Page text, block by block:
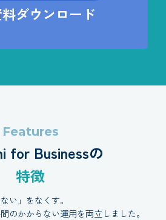
ダウンロード
Features
for Businessの
特徴
い」をなくす。
のかからない運用を両立しました。